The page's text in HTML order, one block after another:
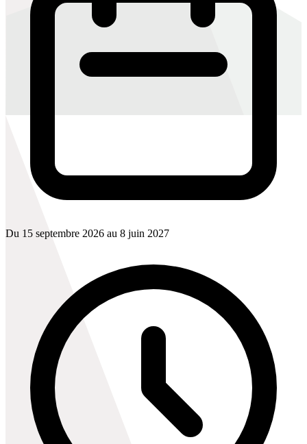
Du 15 septembre 2026 au 8 juin 2027